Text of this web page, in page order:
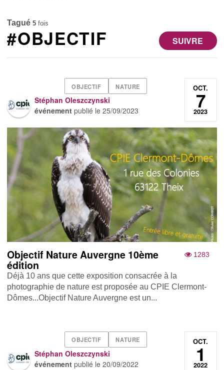
Tagué 5 fois
SUIVRE
#OBJECTIF
OBJECTIF NATURE
Stéphan Oleszczynski
événement publié le25/09/2023
OCT.
7
2023
1283
Objectif Nature Auvergne 10ème
édition
Déjà 10 ans que cette exposition consacrée à la
photographie de nature est proposée au CPIE Clermont-
Dômes...Objectif Nature Auvergne est un...
OBJECTIF NATURE
Stéphan Oleszczynski
événement publié le20/09/2022
OCT.
1
2022